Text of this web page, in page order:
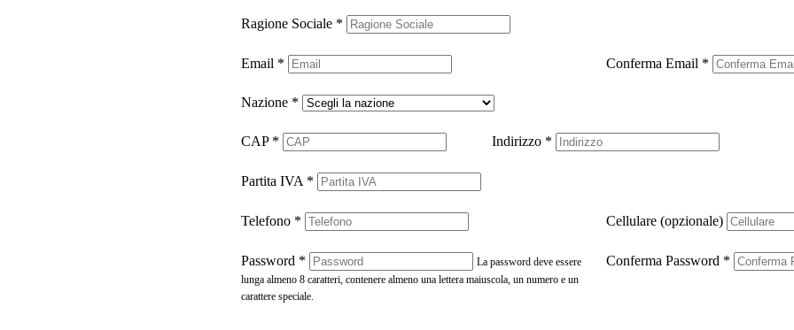
Ragione Sociale *
Email * Conferma Email *
Nazione *
CAP * Indirizzo *
Partita IVA *
Telefono * Cellulare (opzionale)
Password *
La password deve essere
lunga almeno 8 caratteri, contenere almeno una lettera maiuscola, un numero e un
carattere speciale.
Conferma Password *